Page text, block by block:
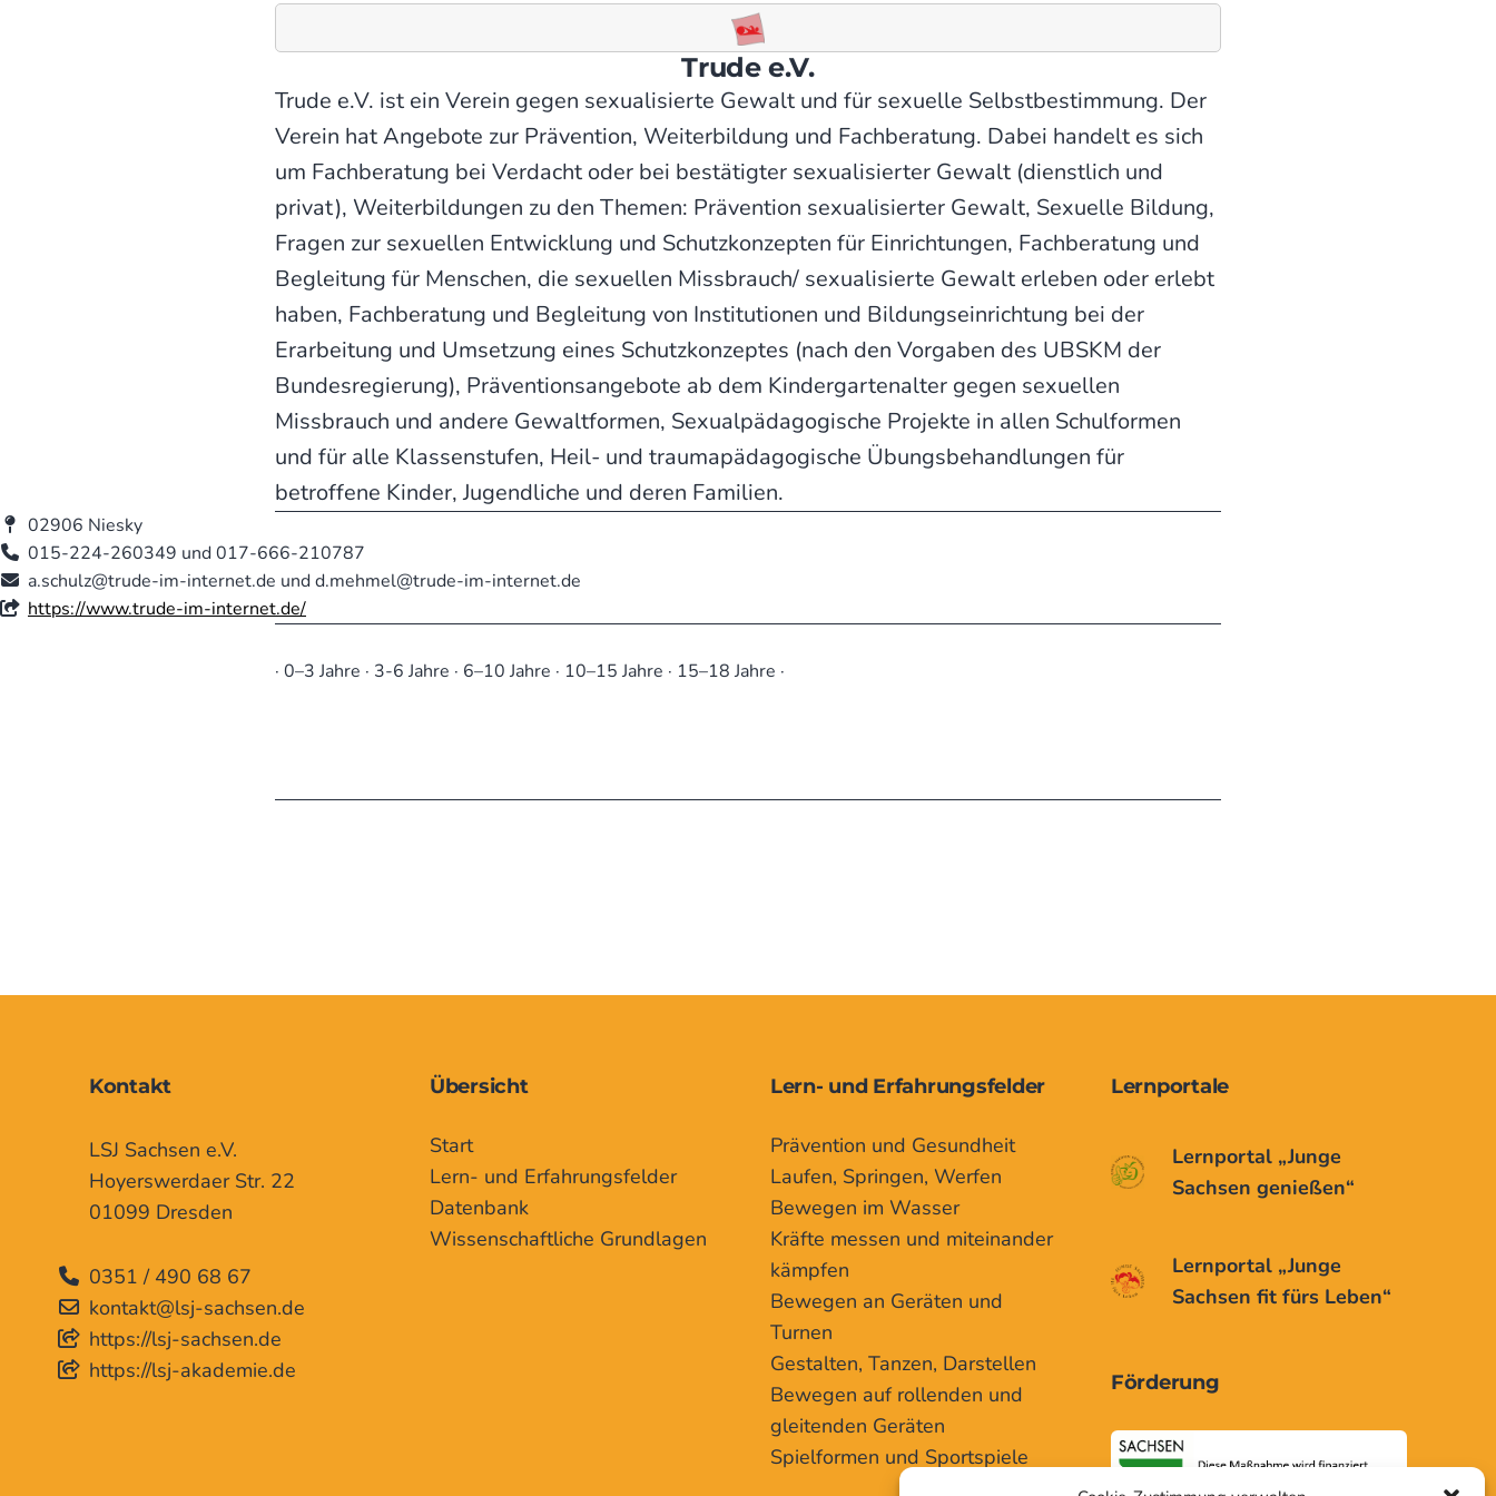
Trude e.V.
Trude e.V. ist ein Verein gegen sexualisierte Gewalt und für sexuelle Selbstbestimmung. Der
Verein hat Angebote zur Prävention, Weiterbildung und Fachberatung. Dabei handelt es sich
um Fachberatung bei Verdacht oder bei bestätigter sexualisierter Gewalt (dienstlich und
privat), Weiterbildungen zu den Themen: Prävention sexualisierter Gewalt, Sexuelle Bildung,
Fragen zur sexuellen Entwicklung und Schutzkonzepten für Einrichtungen, Fachberatung und
Begleitung für Menschen, die sexuellen Missbrauch/ sexualisierte Gewalt erleben oder erlebt
haben, Fachberatung und Begleitung von Institutionen und Bildungseinrichtung bei der
Erarbeitung und Umsetzung eines Schutzkonzeptes (nach den Vorgaben des UBSKM der
Bundesregierung), Präventionsangebote ab dem Kindergartenalter gegen sexuellen
Missbrauch und andere Gewaltformen, Sexualpädagogische Projekte in allen Schulformen
und für alle Klassenstufen, Heil- und traumapädagogische Übungsbehandlungen für
betroffene Kinder, Jugendliche und deren Familien.
02906 Niesky
015-224-260349 und 017-666-210787
a.schulz@trude-im-internet.de und d.mehmel@trude-im-internet.de
https://www.trude-im-internet.de/
· 0–3 Jahre · 3-6 Jahre · 6–10 Jahre · 10–15 Jahre · 15–18 Jahre ·
Kontakt
LSJ Sachsen e.V.
Hoyerswerdaer Str. 22
01099 Dresden
0351 / 490 68 67
kontakt@lsj-sachsen.de
https://lsj-sachsen.de
https://lsj-akademie.de
Übersicht
Start
Lern- und Erfahrungsfelder
Datenbank
Wissenschaftliche Grundlagen
Lern- und Erfahrungsfelder
Prävention und Gesundheit
Laufen, Springen, Werfen
Bewegen im Wasser
Kräfte messen und miteinander
kämpfen
Bewegen an Geräten und
Turnen
Gestalten, Tanzen, Darstellen
Bewegen auf rollenden und
gleitenden Geräten
Spielformen und Sportspiele
Lernportale
Lernportal „Junge
Sachsen genießen“
Lernportal „Junge
Sachsen fit fürs Leben“
Förderung